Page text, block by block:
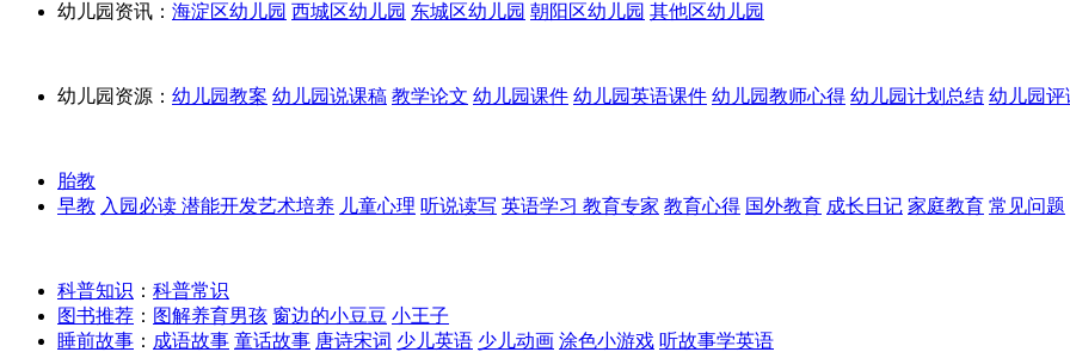
幼儿园资讯： 海淀区幼儿园 西城区幼儿园 东城区幼儿园 朝阳区幼儿园 其他区幼儿园
幼儿园资源： 幼儿园教案 幼儿园说课稿 教学论文 幼儿园课件 幼儿园英语课件 幼儿园教师心得 幼儿园计划总结 幼儿园评
胎教
早教 入园必读 潜能开发艺术培养 儿童心理 听说读写 英语学习 教育专家 教育心得 国外教育 成长日记 家庭教育 常见问题
科普知识 ： 科普常识
图书推荐 ： 图解养育男孩 窗边的小豆豆 小王子
睡前故事 ： 成语故事 童话故事 唐诗宋词 少儿英语 少儿动画 涂色小游戏 听故事学英语